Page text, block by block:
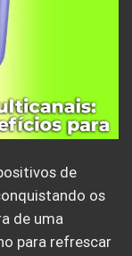
de
os
de uma
para refrescar